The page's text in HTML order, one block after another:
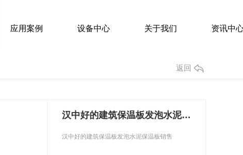
应用案例 设备中心 关于我们 资讯中
返回
汉中好的建筑保温板发泡水泥保温板销售
汉中好的建筑保温板发泡水泥保温板销售